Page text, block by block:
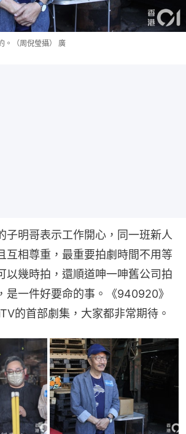
。（周倪瑩攝） 廣
子明哥表示工作開心，同一班新人
互相尊重，最重要拍劇時間不用等
以幾時拍，還順道呻一呻舊公司拍
是一件好要命的事。《940920》
的首部劇集，大家都非常期待。